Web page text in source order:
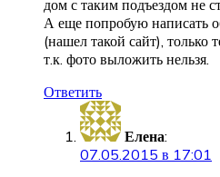
дом с таким подъездом не
А еще попробую написать
(нашел такой сайт), только
т.к. фото выложить нельзя.
Ответить
Елена:
07.05.2015 в 17:01